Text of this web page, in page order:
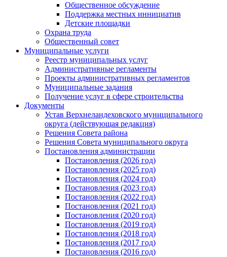
Общественное обсуждение
Поддержка местных иннициатив
Детские площадки
Охрана труда
Общественный совет
Муниципальные услуги
Реестр муниципальных услуг
Административные регламенты
Проекты административных регламентов
Муниципальные задания
Получение услуг в сфере строительства
Документы
Устав Верхнеландеховского муниципального
округа (действующая редакция)
Решения Совета района
Решения Совета муниципального округа
Постановления администрации
Постановления (2026 год)
Постановления (2025 год)
Постановления (2024 год)
Постановления (2023 год)
Постановления (2022 год)
Постановления (2021 год)
Постановления (2020 год)
Постановления (2019 год)
Постановления (2018 год)
Постановления (2017 год)
Постановления (2016 год)